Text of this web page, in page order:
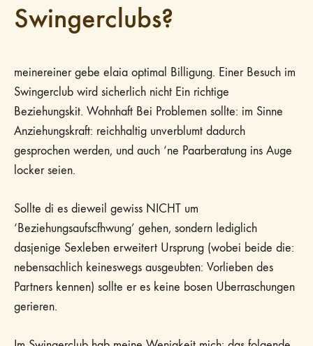
Swingerclubs?
meinereiner gebe elaia optimal Billigung. Einer Besuch im
Swingerclub wird sicherlich nicht Ein richtige
Beziehungskit. Wohnhaft Bei Problemen sollte: im Sinne
Anziehungskraft: reichhaltig unverblumt dadurch
gesprochen werden, und auch ‘ne Paarberatung ins Auge
locker seien.
Sollte di es dieweil gewiss NICHT um
‘Beziehungsaufscfhwung’ gehen, sondern lediglich
dasjenige Sexleben erweitert Ursprung (wobei beide die:
nebensachlich keineswegs ausgeubten: Vorlieben des
Partners kennen) sollte er es keine bosen Uberraschungen
gerieren.